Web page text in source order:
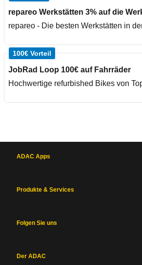
repareo Werkstätten 3% auf die
repareo - Die besten Werkstätten in
100€ Vorteil
JobRad Loop 100€ auf Fahrräder
Hochwertige refurbished Bikes von
ADAC Apps
Produkte & Services
Folgen Sie uns
Der ADAC